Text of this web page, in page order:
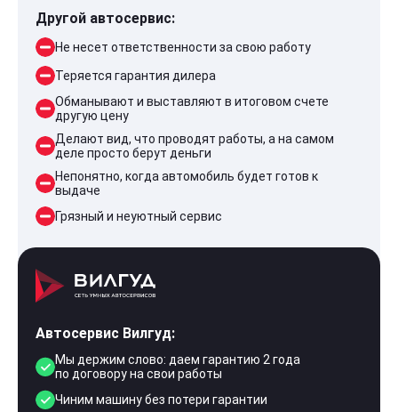
Другой автосервис:
Не несет ответственности за свою работу
Теряется гарантия дилера
Обманывают и выставляют в итоговом счете
другую цену
Делают вид, что проводят работы, а на самом
деле просто берут деньги
Непонятно, когда автомобиль будет готов к
выдаче
Грязный и неуютный сервис
Автосервис Вилгуд:
Мы держим слово: даем гарантию 2 года
по договору на свои работы
Чиним машину без потери гарантии